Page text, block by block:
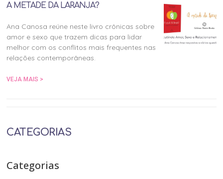
A METADE DA LARANJA?
Ana Canosa reúne neste livro crônicas sobre
amor e sexo que trazem dicas para lidar
melhor com os conflitos mais frequentes nas
relações contemporâneas.
VEJA MAIS >
CATEGORIAS
Categorias